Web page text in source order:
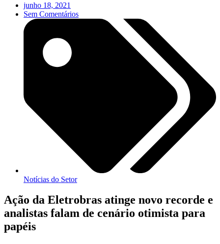
junho 18, 2021
Sem Comentários
Notícias do Setor
Ação da Eletrobras atinge novo recorde e
analistas falam de cenário otimista para
papéis